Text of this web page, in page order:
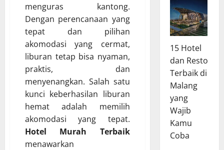
menguras kantong.
Dengan perencanaan yang
tepat dan pilihan
akomodasi yang cermat,
liburan tetap bisa nyaman,
praktis, dan
menyenangkan. Salah satu
kunci keberhasilan liburan
hemat adalah memilih
akomodasi yang tepat.
Hotel Murah Terbaik
menawarkan
15 Hotel
dan Resto
Terbaik di
Malang
yang
Wajib
Kamu
Coba